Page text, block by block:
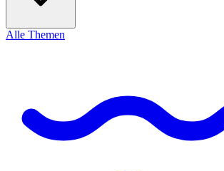
Alle Themen